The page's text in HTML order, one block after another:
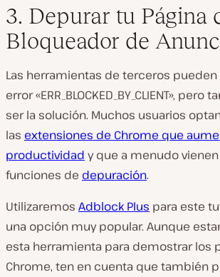
3. Depurar tu Página
Bloqueador de
Las herramientas de terceros pueden
error «ERR_BLOCKED_BY_CLIENT»,
ser la solución. Muchos usuarios
las extensiones de Chrome que
productividad y que a menudo
funciones de depuración.
Utilizaremos Adblock Plus para este
una opción muy popular. Aunque
esta herramienta para demostrar los
Chrome, ten en cuenta que también